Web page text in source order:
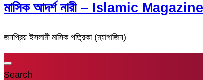
মাসিক আদর্শ নারী – Islamic Magazine
জনপ্রিয় ইসলামী মাসিক পত্রিকা (ম্যাগাজিন)
Search